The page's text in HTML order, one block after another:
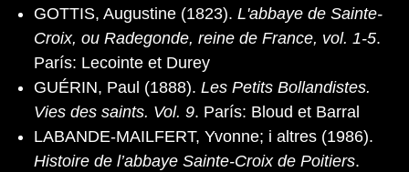
GOTTIS, Augustine (1823). L'abbaye de Sainte-
Croix, ou Radegonde, reine de France, vol. 1-5.
París: Lecointe et Durey
GUÉRIN, Paul (1888). Les Petits Bollandistes.
Vies des saints. Vol. 9. París: Bloud et Barral
LABANDE-MAILFERT, Yvonne; i altres (1986).
Histoire de l’abbaye Sainte-Croix de Poitiers.